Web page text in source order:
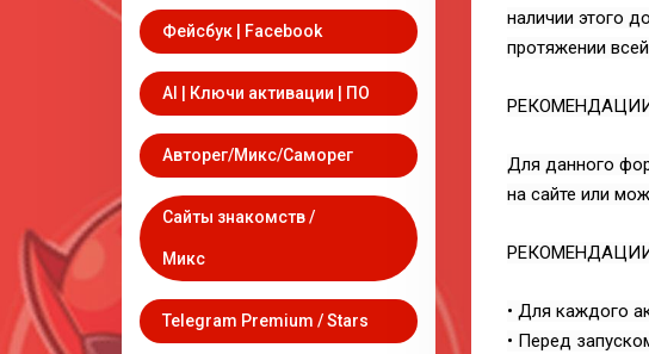
Фейсбук | Facebook
AI | Ключи активации | ПО
Авторег/Микс/Саморег
Сайты знакомств /
Микс
Telegram Premium / Stars
наличии этого
протяжении
РЕКОМЕНДАЦИИ
Для данного
на сайте или
• Для каждого
• Перед
Всего
Сумма к